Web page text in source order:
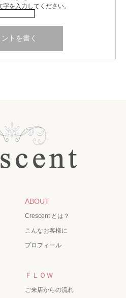
字を入力してください。
ABOUT
Crescent とは？
こんなお客様に
プロフィール
ＦＬＯＷ
ご来店からの流れ